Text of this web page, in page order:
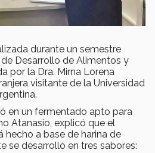
durante un semestre
Desarrollo de Alimentos y
por la Dra. Mirna Lorena
visitante de la Universidad
en un fermentado apto para
Atanasio, explicó que el
a base de harina de
se desarrolló en tres sabores: